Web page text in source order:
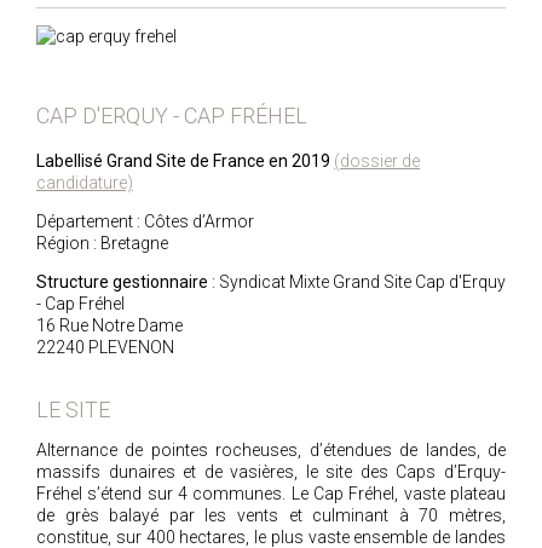
CAP D'ERQUY - CAP FRÉHEL
Labellisé Grand Site de France en 2019 (dossier de
candidature)
Département : Côtes d’Armor
Région : Bretagne
Structure gestionnaire : Syndicat Mixte Grand Site Cap d'Erquy
- Cap Fréhel
16 Rue Notre Dame
22240 PLEVENON
LE SITE
Alternance de pointes rocheuses, d’étendues de landes, de
massifs dunaires et de vasières, le site des Caps d’Erquy-
Fréhel s’étend sur 4 communes. Le Cap Fréhel, vaste plateau
de grès balayé par les vents et culminant à 70 mètres,
constitue, sur 400 hectares, le plus vaste ensemble de landes